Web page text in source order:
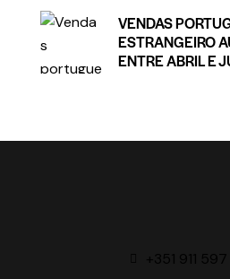
VENDAS
ESTRANGEIRO
ENTRE ABRIL E
+351 911